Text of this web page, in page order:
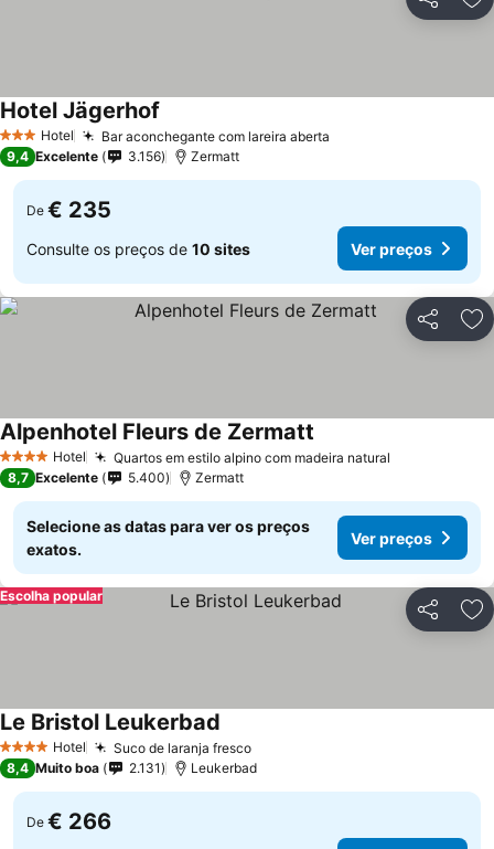
Partilhar
3 EstrelasHotel Bar aconchegante com lareira aberta
Hotel Jägerhof
9,4 Excelente 3.156 Zermatt
De € 235
Consulte os preços de 10 sites Ver preços
Partilhar
4 EstrelasHotel Quartos em estilo alpino com madeira natural
Alpenhotel Fleurs de Zermatt
8,7 Excelente 5.400 Zermatt
Selecione as datas para ver os preços
exatos.
Ver preços
Partilhar
Escolha popular
4 EstrelasHotel Suco de laranja fresco
Le Bristol Leukerbad
8,4 Muito boa 2.131 Leukerbad
De € 266